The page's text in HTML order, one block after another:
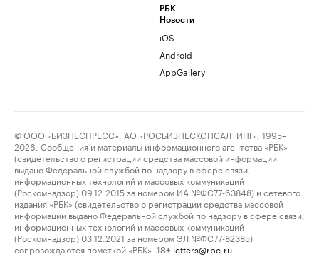
РБК
Новости
iOS
Android
AppGallery
© ООО «БИЗНЕСПРЕСС», АО «РОСБИЗНЕСКОНСАЛТИНГ», 1995–
2026. Сообщения и материалы информационного агентства «РБК»
(свидетельство о регистрации средства массовой информации
выдано Федеральной службой по надзору в сфере связи,
информационных технологий и массовых коммуникаций
(Роскомнадзор) 09.12.2015 за номером ИА №ФС77-63848) и сетевого
издания «РБК» (свидетельство о регистрации средства массовой
информации выдано Федеральной службой по надзору в сфере связи,
информационных технологий и массовых коммуникаций
(Роскомнадзор) 03.12.2021 за номером ЭЛ №ФС77-82385)
сопровождаются пометкой «РБК».
18+ letters@rbc.ru